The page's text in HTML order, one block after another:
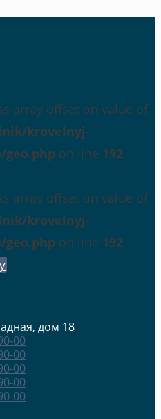
array offset on value of
krovelnyj-
on line 192
array offset on value of
krovelnyj-
on line 192
дом 18
00
00
00
00
00